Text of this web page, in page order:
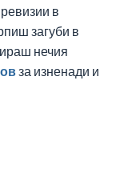
в
загуби в
нечия
за изненади и